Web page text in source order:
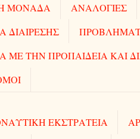
ΜΟΝΑΔΑ ΑΝΑΛΟΓΙΕΣ
ΤΗΝ ΠΡΟΠΑΙΔΕΙΑ ΚΑΙ
ΕΚΣΤΡΑΤΕΙΑ